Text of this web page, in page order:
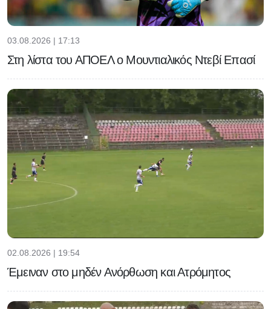
03.08.2026 | 17:13
Στη λίστα του ΑΠΟΕΛ ο Μουντιαλικός Ντεβί Επασί
02.08.2026 | 19:54
Έμειναν στο μηδέν Ανόρθωση και Ατρόμητος